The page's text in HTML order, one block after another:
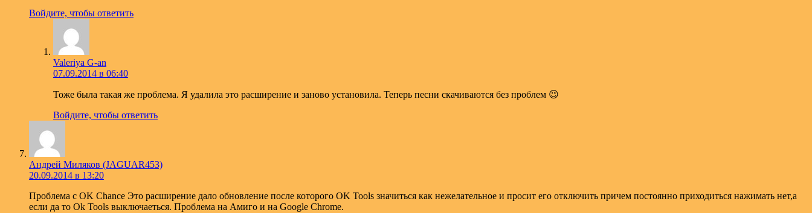
Войдите, чтобы ответить
Valeriya G-an
07.09.2014 в 06:40
Тоже была такая же проблема. Я удалила это расширение и заново установила. Теперь песни скачиваются без проблем 😉
Войдите, чтобы ответить
Андрей Миляков (JAGUAR453)
20.09.2014 в 13:20
Проблема с OK Chance Это расширение дало обновление после которого OK Tools значиться как нежелательное и просит его отключить причем постоянно приходиться нажимать нет,а
если да то Ok Tools выключаеться. Проблема на Амиго и на Google Chrome.